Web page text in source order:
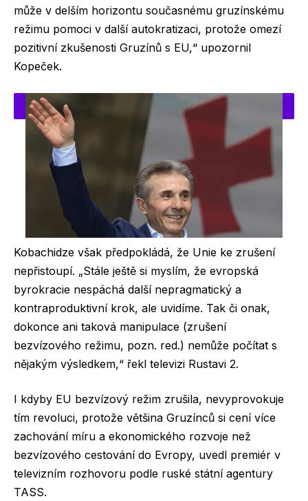
může v delším horizontu současnému gruzínskému
režimu pomoci v další autokratizaci, protože omezí
pozitivní zkušenosti Gruzínů s EU,“ upozornil
Kopeček.
Kobachidze však předpokládá, že Unie ke zrušení
nepřistoupí. „Stále ještě si myslím, že evropská
byrokracie nespáchá další nepragmatický a
kontraproduktivní krok, ale uvidíme. Tak či onak,
dokonce ani taková manipulace (zrušení
bezvízového režimu, pozn. red.) nemůže počítat s
nějakým výsledkem,“ řekl televizi Rustavi 2.
I kdyby EU bezvízový režim zrušila, nevyprovokuje
tím revoluci, protože většina Gruzínců si cení více
zachování míru a ekonomického rozvoje než
bezvízového cestování do Evropy, uvedl premiér v
televizním rozhovoru podle ruské státní agentury
TASS.